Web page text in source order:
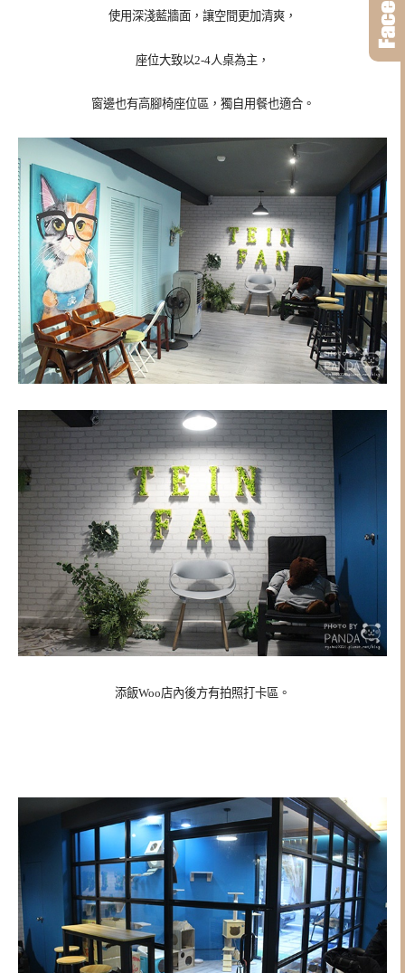
使用深淺藍牆面，讓空間更加清爽，
座位大致以2-4人桌為主，
窗邊也有高腳椅座位區，獨自用餐也適合。
添飯Woo店內後方有拍照打卡區。